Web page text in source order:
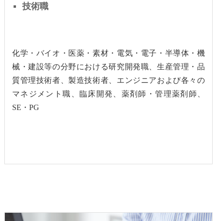
技術職
化学・バイオ・医薬・素材・電気・電子・半導体・機
械・建設等の分野における研究開発職、生産管理・品
質管理技術者、製造技術者、 エンジニアおよび各々の
マネジメント職、臨床開発、薬剤師・管理薬剤師、
SE・PG